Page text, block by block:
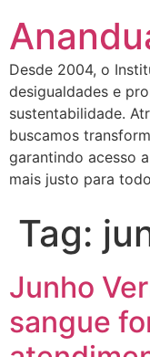
Desde 2004, o
desigualdades e
sustentabilidade.
buscamos
garantindo acesso
mais justo para
Tag:
Junho
sangue